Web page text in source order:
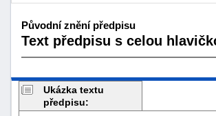
Původní znění předpisu
Text předpisu s celou
Ukázka textu
předpisu: